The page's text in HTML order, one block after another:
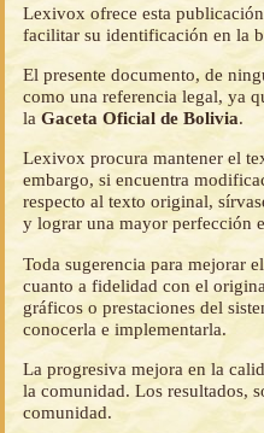
Lexivox ofrece esta
facilitar su identificación en la
El presente documento, de
como una referencia legal, ya
laGaceta Oficial de Bolivia.
Lexivox procura mantener el
embargo, si encuentra
respecto al texto original,
y lograr una mayor perfección
Toda sugerencia para mejorar
cuanto a fidelidad con el
gráficos o prestaciones del
conocerla e implementarla.
La progresiva mejora en la
la comunidad. Los resultados,
comunidad.